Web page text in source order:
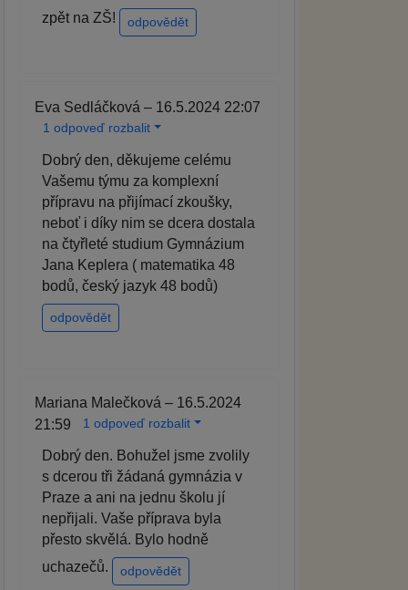
zpět na ZŠ!
odpovědět
Eva Sedláčková – 16.5.2024 22:07
1 odpoveď rozbalit
Dobrý den, děkujeme celému
Vašemu týmu za komplexní
přípravu na přijímací zkoušky,
neboť i díky nim se dcera dostala
na čtyřleté studium Gymnázium
Jana Keplera ( matematika 48
bodů, český jazyk 48 bodů)
odpovědět
Mariana Malečková – 16.5.2024
21:59
1 odpoveď rozbalit
Dobrý den. Bohužel jsme zvolily
s dcerou tři žádaná gymnázia v
Praze a ani na jednu školu jí
nepřijali. Vaše příprava byla
přesto skvělá. Bylo hodně
uchazečů.
odpovědět